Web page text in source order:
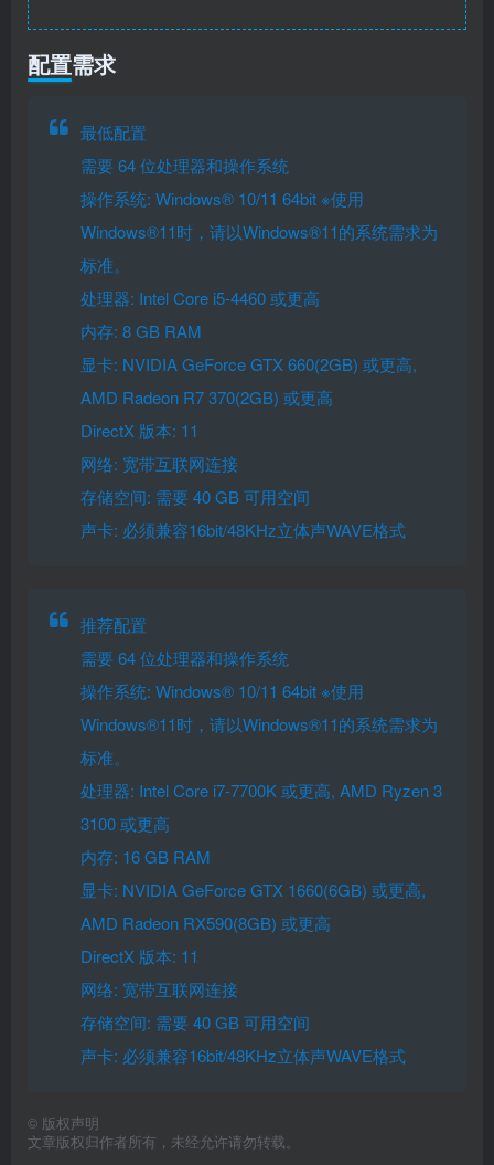
配置需求
最低配置
需要 64 位处理器和操作系统
操作系统: Windows® 10/11 64bit ※使用
Windows®11时，请以Windows®11的系统需求为
标准。
处理器: Intel Core i5-4460 或更高
内存: 8 GB RAM
显卡: NVIDIA GeForce GTX 660(2GB) 或更高,
AMD Radeon R7 370(2GB) 或更高
DirectX 版本: 11
网络: 宽带互联网连接
存储空间: 需要 40 GB 可用空间
声卡: 必须兼容16bit/48KHz立体声WAVE格式
推荐配置
需要 64 位处理器和操作系统
操作系统: Windows® 10/11 64bit ※使用
Windows®11时，请以Windows®11的系统需求为
标准。
处理器: Intel Core i7-7700K 或更高, AMD Ryzen 3
3100 或更高
内存: 16 GB RAM
显卡: NVIDIA GeForce GTX 1660(6GB) 或更高,
AMD Radeon RX590(8GB) 或更高
DirectX 版本: 11
网络: 宽带互联网连接
存储空间: 需要 40 GB 可用空间
声卡: 必须兼容16bit/48KHz立体声WAVE格式
© 版权声明
文章版权归作者所有，未经允许请勿转载。